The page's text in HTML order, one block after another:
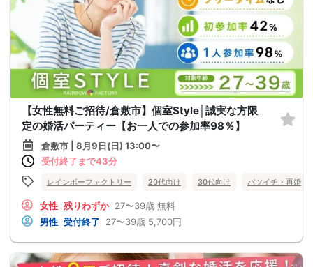
【女性無料ご招待/倉敷市】個室Style│誠実な方限
定の婚活パーティー【お一人での参加率98％】
倉敷市 | 8月9日(日) 13:00〜
受付終了まで43分
レインボーファクトリー 20代向け 30代向け バツイチ・再婚
女性 残りわずか 27〜39歳 無料
男性 受付終了 27〜39歳 5,700円